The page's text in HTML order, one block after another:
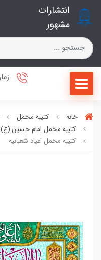
انتشارات
مشهور
خانه کتیبه مخمل
کتیبه مخمل امام حسین (ع)
کتیبه مخمل اعیاد شعبانیه